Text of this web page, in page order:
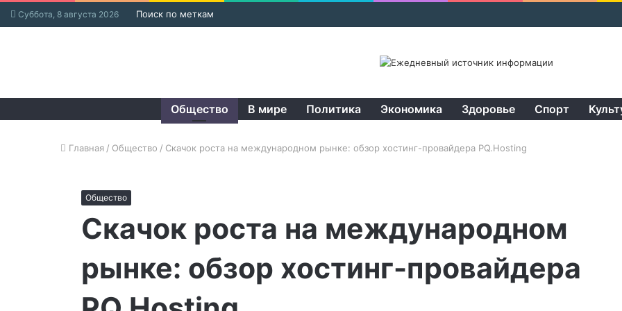
Суббота, 8 августа 2026 Поиск по меткам
Общество В мире Политика Экономика Здоровье Спорт
Главная / Общество / Скачок роста на международном рынке: обзор хостинг-провайдера PQ.Hosting
Общество
Скачок роста на международном
рынке: обзор хостинг-провайдера